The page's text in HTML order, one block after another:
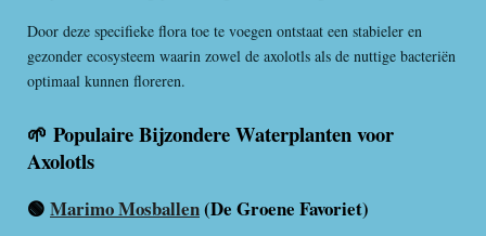
Door deze specifieke flora toe te voegen ontstaat een stabieler en
gezonder ecosysteem waarin zowel de axolotls als de nuttige bacteriën
optimaal kunnen floreren.
🌱 Populaire Bijzondere Waterplanten voor
Axolotls
🟢 Marimo Mosballen(De Groene Favoriet)